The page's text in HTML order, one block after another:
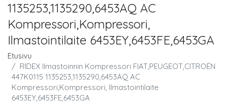
1135253,1135290,6453AQ AC
Kompressori,Kompressori,
Ilmastointilaite 6453EY,6453FE,6453GA
Etusivu
RIDEX Ilmastoinnin Kompressori FIAT,PEUGEOT,CITROËN
447K0115 1135253,1135290,6453AQ AC
Kompressori,Kompressori, Ilmastointilaite
6453EY,6453FE,6453GA